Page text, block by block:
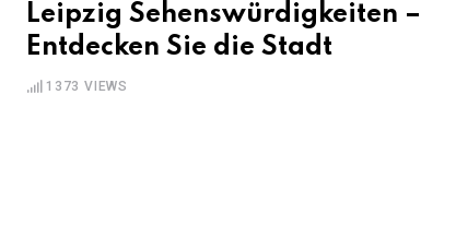
Leipzig Sehenswürdigkeiten –
Entdecken Sie die Stadt
1373 VIEWS